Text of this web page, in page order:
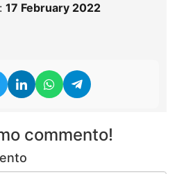
17 February 2022
commento!